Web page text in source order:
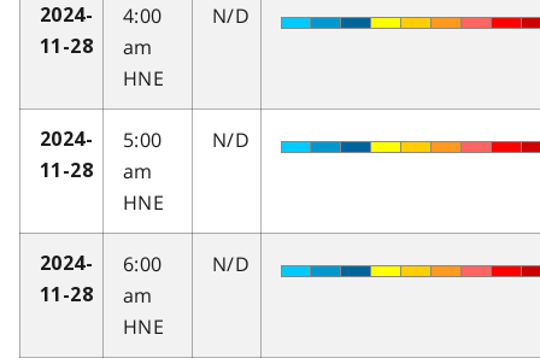
2024-
11-28
4:00
am
HNE
N/D
2024-
11-28
5:00
am
HNE
N/D
2024-
11-28
6:00
am
HNE
N/D